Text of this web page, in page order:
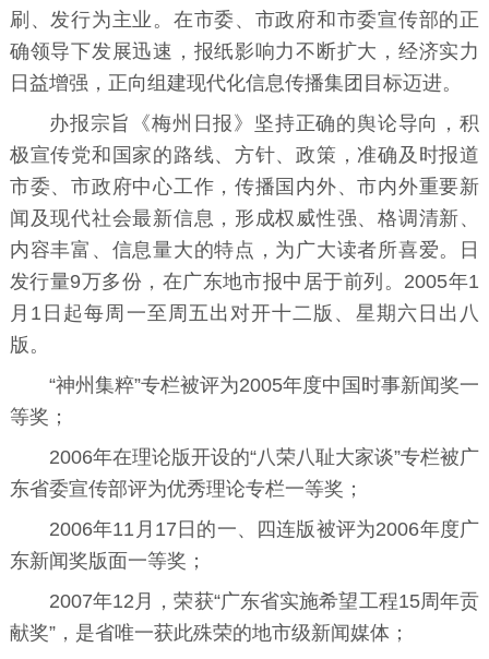
刷 、发行为主业。在市委、市政府和市委宣传部的正
确领导下发展迅速，报纸影响力不断扩大，经济实力
日益增强，正向组建现代化信息传播集团目标迈进。
办报宗旨《梅州日报》坚持正确的舆论导向，积
极宣传党和国家的路线、方针、政策，准确及时报道
市委、市政府中心工作，传播国内外、市内外重要新
闻及现代社会最新信息，形成权威性强、格调清新、
内容丰富、信息量大的特点，为广大读者所喜爱。日
发行量9万多份，在广东地市报中居于前列。2005年1
月1日起每周一至周五出对开十二版、星期六日出八
版。
“神州集粹”专栏被评为2005年度中国时事新闻奖一
等奖；
2006年在理论版开设的“八荣八耻大家谈”专栏被广
东省委宣传部评为优秀理论专栏一等奖；
2006年11月17日的一、四连版被评为2006年度广
东新闻奖版面一等奖；
2007年12月，荣获“广东省实施希望工程15周年贡
献奖”，是省唯一获此殊荣的地市级新闻媒体；